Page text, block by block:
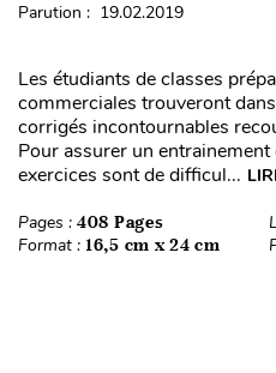
Parution : 19.02.2019
Les étudiants de classes
commerciales trouveront
corrigés incontournables
Pour assurer un
exercices sont de difficul...
Pages : 408 Pages
Format : 16,5 cm x 24 cm